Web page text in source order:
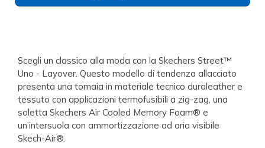
Scegli un classico alla moda con la Skechers Street™
Uno - Layover. Questo modello di tendenza allacciato
presenta una tomaia in materiale tecnico duraleather e
tessuto con applicazioni termofusibili a zig-zag, una
soletta Skechers Air Cooled Memory Foam® e
un’intersuola con ammortizzazione ad aria visibile
Skech-Air®.